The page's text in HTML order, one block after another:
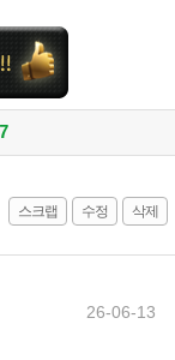
스크랩 수정 삭제
26-06-13